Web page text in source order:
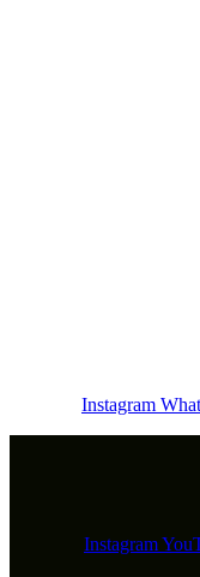
Instagram
Instagram